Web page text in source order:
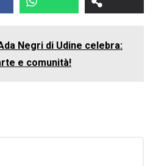
Negri di Udine celebra:
e comunità!